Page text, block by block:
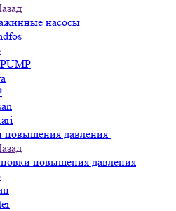
насосы
повышения давления
повышения давления